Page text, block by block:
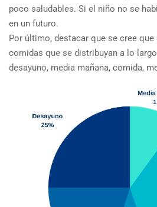
poco saludables. Si el niño no se
en un futuro.
Por último, destacar que se cree
comidas que se distribuyan a lo
desayuno, media mañana, comida,